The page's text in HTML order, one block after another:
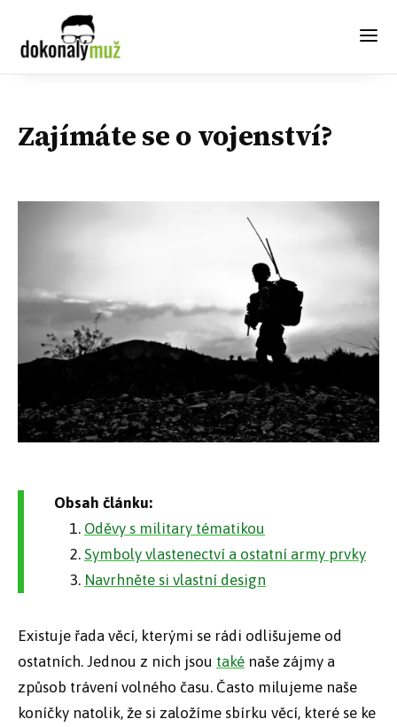
Zajímáte se o vojenství?
Obsah článku:
Oděvy s military tématikou
Symboly vlastenectví a ostatní army prvky
Navrhněte si vlastní design
Existuje řada věcí, kterými se rádi odlišujeme od
ostatních. Jednou z nich jsou také naše zájmy a
způsob trávení volného času. Často milujeme naše
koníčky natolik, že si založíme sbírku věcí, které se ke